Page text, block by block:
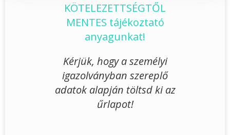
KÖTELEZETTSÉGTŐL
MENTES tájékoztató
anyagunkat!
Kérjük, hogy a személyi
igazolványban szereplő
adatok alapján töltsd ki az
űrlapot!